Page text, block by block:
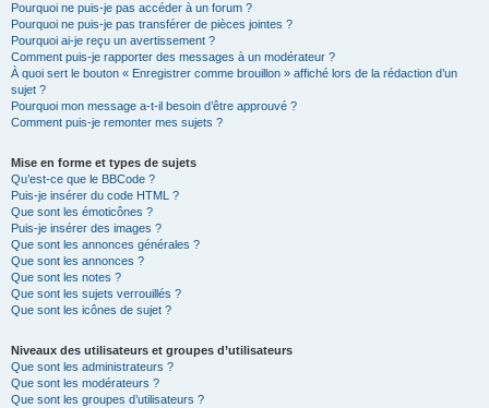
Pourquoi ne puis-je pas accéder à un forum ?
Pourquoi ne puis-je pas transférer de pièces jointes ?
Pourquoi ai-je reçu un avertissement ?
Comment puis-je rapporter des messages à un modérateur ?
À quoi sert le bouton « Enregistrer comme brouillon » affiché lors de la rédaction d’un
sujet ?
Pourquoi mon message a-t-il besoin d’être approuvé ?
Comment puis-je remonter mes sujets ?
Mise en forme et types de sujets
Qu’est-ce que le BBCode ?
Puis-je insérer du code HTML ?
Que sont les émoticônes ?
Puis-je insérer des images ?
Que sont les annonces générales ?
Que sont les annonces ?
Que sont les notes ?
Que sont les sujets verrouillés ?
Que sont les icônes de sujet ?
Niveaux des utilisateurs et groupes d’utilisateurs
Que sont les administrateurs ?
Que sont les modérateurs ?
Que sont les groupes d’utilisateurs ?